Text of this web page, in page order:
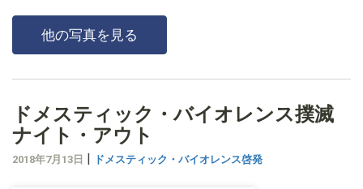
他の写真を見る
ドメスティック・バイオレンス撲滅
ナイト・アウト
2018年7月13日 | ドメスティック・バイオレンス啓発